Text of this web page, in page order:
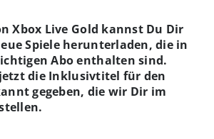
Xbox Live Gold kannst Du Dir
Spiele herunterladen, die in
Abo enthalten sind.
die Inklusivtitel für den
gegeben, die wir Dir im